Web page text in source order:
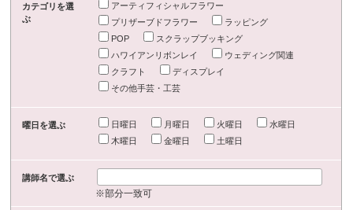
カテゴリを選
ぶ
アーティフィシャルフラワー
プリザーブドフラワー
ラッピング
POP
スクラップブッキング
ハワイアンリボンレイ
ウェディング関連
クラフト
ディスプレイ
その他手芸・工芸
曜日を選ぶ 日曜日 月曜日 火曜日
水曜日
木曜日
金曜日 土曜日
講師名で選ぶ
※部分一致可